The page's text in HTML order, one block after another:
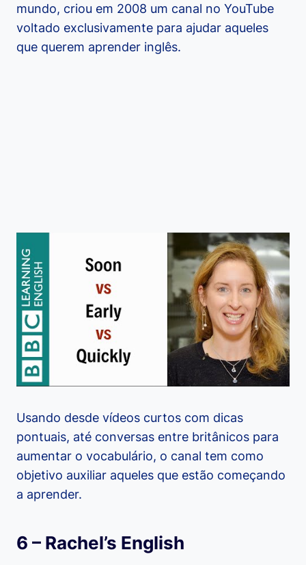
mundo, criou em 2008 um canal no YouTube
voltado exclusivamente para ajudar aqueles
que querem aprender inglês.
Usando desde vídeos curtos com dicas
pontuais, até conversas entre britânicos para
aumentar o vocabulário, o canal tem como
objetivo auxiliar aqueles que estão começando
a aprender.
6 – Rachel’s English